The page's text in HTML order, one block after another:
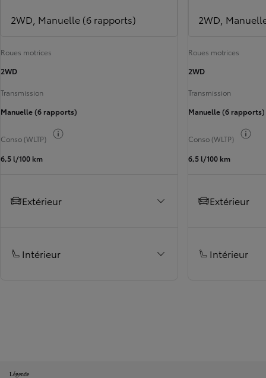
2WD, Manuelle (6 rapports)
Roues motrices
2WD
Transmission
Manuelle (6 rapports)
Conso (WLTP)
6,5 l/100 km
Extérieur
Intérieur
2WD,
Roues motrices
2WD
Transmission
Manuelle (6 rapports)
Conso (WLTP)
6,5 l/100 km
Extérieur
Intérieur
Légende